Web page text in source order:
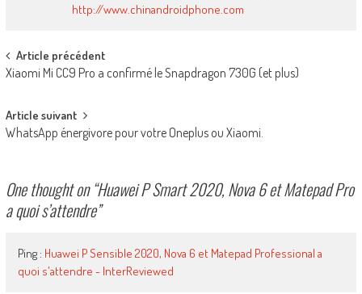
http://www.chinandroidphone.com
Post
navigation
Article précédent
Xiaomi Mi CC9 Pro a confirmé le Snapdragon 730G (et plus)
Article suivant
WhatsApp énergivore pour votre Oneplus ou Xiaomi.
One thought on “Huawei P Smart 2020, Nova 6 et Matepad Pro
a quoi s’attendre”
Ping : Huawei P Sensible 2020, Nova 6 et Matepad Professional a
quoi s'attendre - InterReviewed